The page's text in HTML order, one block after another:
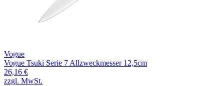
Vogue
Vogue Tsuki Serie 7 Allzweckmesser 12,5cm
26,16 €
zzgl. MwSt.